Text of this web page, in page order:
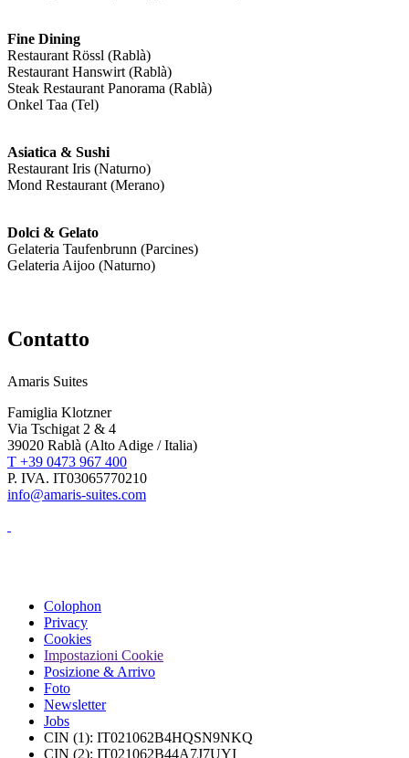
Fine Dining
Restaurant Rössl (Rablà)
Restaurant Hanswirt (Rablà)
Steak Restaurant Panorama (Rablà)
Onkel Taa (Tel)
Asiatica & Sushi
Restaurant Iris (Naturno)
Mond Restaurant (Merano)
Dolci & Gelato
Gelateria Taufenbrunn (Parcines)
Gelateria Aijoo (Naturno)
Contatto
Amaris Suites
Famiglia Klotzner
Via Tschigat 2 & 4
39020 Rablà (Alto Adige / Italia)
T +39 0473 967 400
P. IVA. IT03065770210
info@amaris-suites.com
Colophon
Privacy
Cookies
Impostazioni Cookie
Posizione & Arrivo
Foto
Newsletter
Jobs
CIN (1): IT021062B4HQSN9NKQ
CIN (2): IT021062B44A7J7UYI